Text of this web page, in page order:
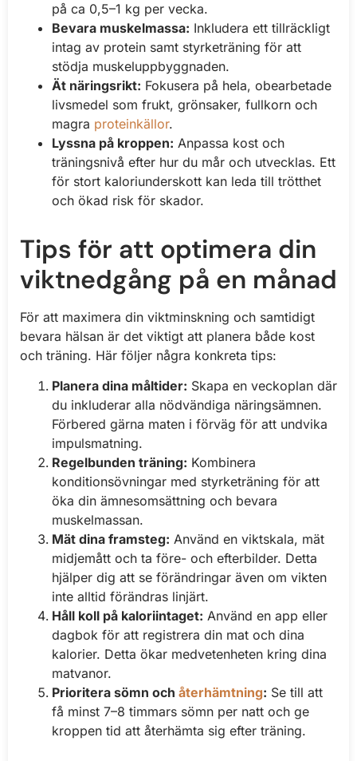
på ca 0,5–1 kg per vecka.
Bevara muskelmassa: Inkludera ett tillräckligt
intag av protein samt styrketräning för att
stödja muskeluppbyggnaden.
Ät näringsrikt: Fokusera på hela, obearbetade
livsmedel som frukt, grönsaker, fullkorn och
magra proteinkällor.
Lyssna på kroppen: Anpassa kost och
träningsnivå efter hur du mår och utvecklas. Ett
för stort kaloriunderskott kan leda till trötthet
och ökad risk för skador.
Tips för att optimera din
viktnedgång på en månad
För att maximera din viktminskning och samtidigt
bevara hälsan är det viktigt att planera både kost
och träning. Här följer några konkreta tips:
Planera dina måltider: Skapa en veckoplan där
du inkluderar alla nödvändiga näringsämnen.
Förbered gärna maten i förväg för att undvika
impulsmatning.
Regelbunden träning: Kombinera
konditionsövningar med styrketräning för att
öka din ämnesomsättning och bevara
muskelmassan.
Mät dina framsteg: Använd en viktskala, mät
midjemått och ta före- och efterbilder. Detta
hjälper dig att se förändringar även om vikten
inte alltid förändras linjärt.
Håll koll på kaloriintaget: Använd en app eller
dagbok för att registrera din mat och dina
kalorier. Detta ökar medvetenheten kring dina
matvanor.
Prioritera sömn och återhämtning: Se till att
få minst 7–8 timmars sömn per natt och ge
kroppen tid att återhämta sig efter träning.